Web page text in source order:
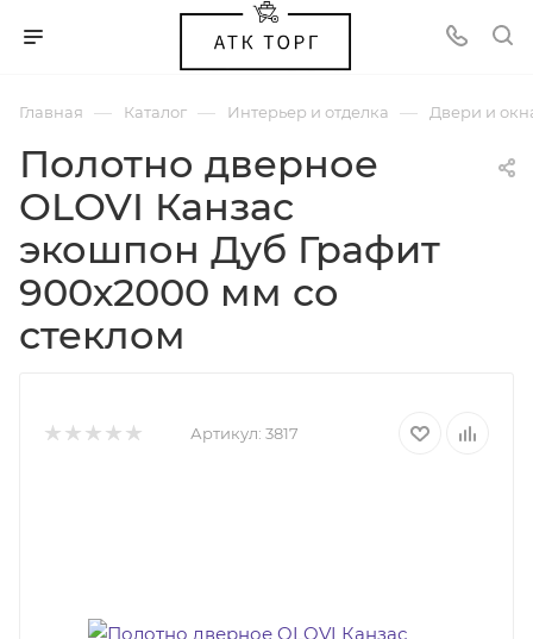
Главная — Каталог — Интерьер и отделка — Двери и
Полотно дверное
OLOVI Канзас
экошпон Дуб Графит
900х2000 мм со
стеклом
Артикул: 3817